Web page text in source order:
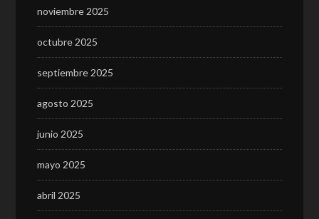
noviembre 2025
octubre 2025
septiembre 2025
agosto 2025
junio 2025
mayo 2025
abril 2025